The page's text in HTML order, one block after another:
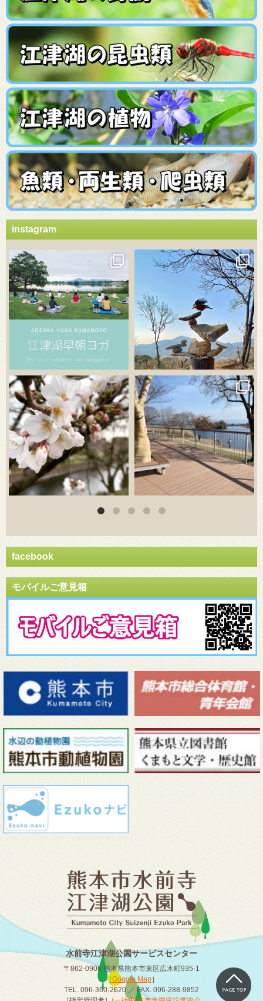
instagram
3月 20
3月 18
3月 18
facebook
モバイルご意見箱
水前寺江津湖公園サービスセンター
〒862-0906 熊本県熊本市東区広木町935-1
［Google Map］
TEL. 096-360-2620 ／ FAX. 096-288-9852